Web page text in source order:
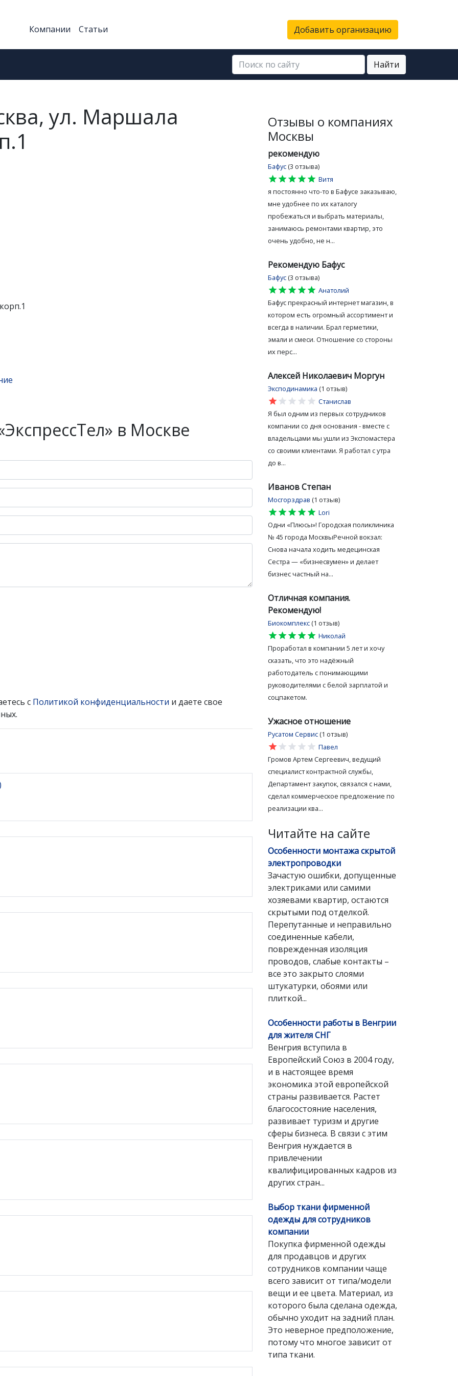
Компании Статьи Добавить организацию
Найти
ул. Маршала
в Москве
с Политикой конфиденциальности и даете свое
Отзывы о компаниях
Москвы
рекомендую
Бафус (3 отзыва)
star
star
star
star
star
Витя
я постоянно что-то в Бафусе заказываю,
мне удобнее по их каталогу
пробежаться и выбрать материалы,
занимаюсь ремонтами квартир, это
очень удобно, не н...
Рекомендую Бафус
Бафус (3 отзыва)
star
star
star
star
star
Анатолий
Бафус прекрасный интернет магазин, в
котором есть огромный ассортимент и
всегда в наличии. Брал герметики,
эмали и смеси. Отношение со стороны
их перс...
Алексей Николаевич Моргун
Эксподинамика (1 отзыв)
star
star
star
star
star
Станислав
Я был одним из первых сотрудников
компании со дня основания - вместе с
владельцами мы ушли из Экспомастера
со своими клиентами. Я работал с утра
до в...
Иванов Степан
Мосгорздрав (1 отзыв)
star
star
star
star
star
Lori
Одни «Плюсы»! Городская поликлиника
№ 45 города МосквыРечной вокзал:
Снова начала ходить медецинская
Сестра — «бизнесвумен» и делает
бизнес частный на...
Отличная компания.
Рекомендую!
Биокомплекс (1 отзыв)
star
star
star
star
star
Николай
Проработал в компании 5 лет и хочу
сказать, что это надёжный
работодатель с понимающими
руководителями с белой зарплатой и
соцпакетом.
Ужасное отношение
Русатом Сервис (1 отзыв)
star
star
star
star
star
Павел
Громов Артем Сергеевич, ведущий
специалист контрактной службы,
Департамент закупок, связался с нами,
сделал коммерческое предложение по
реализации ква...
Читайте на сайте
Особенности монтажа скрытой
электропроводки
Зачастую ошибки, допущенные
электриками или самими
хозяевами квартир, остаются
скрытыми под отделкой.
Перепутанные и неправильно
соединенные кабели,
поврежденная изоляция
проводов, слабые контакты –
все это закрыто слоями
штукатурки, обоями или
плиткой...
Особенности работы в Венгрии
для жителя СНГ
Венгрия вступила в
Европейский Союз в 2004 году,
и в настоящее время
экономика этой европейской
страны развивается. Растет
благосостояние населения,
развивает туризм и другие
сферы бизнеса. В связи с этим
Венгрия нуждается в
привлечении
квалифицированных кадров из
других стран...
Выбор ткани фирменной
одежды для сотрудников
компании
Покупка фирменной одежды
для продавцов и других
сотрудников компании чаще
всего зависит от типа/модели
вещи и ее цвета. Материал, из
которого была сделана одежда,
обычно уходит на задний план.
Это неверное предположение,
потому что многое зависит от
типа ткани.